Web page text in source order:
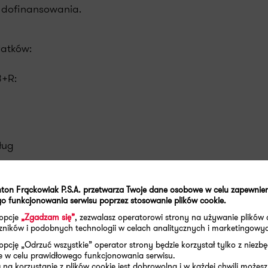
linii pilotażowej.
B+R:
Frąckowiak P.S.A. przetwarza Twoje dane osobowe w celu
funkcjonowania serwisu poprzez stosowanie plików cookie.
„Zgadzam się”, zezwalasz operatorowi strony na używanie plików
i podobnych technologii w celach analitycznych i
„Odrzuć wszystkie” operator strony będzie korzystał tylko z
w celu prawidłowego funkcjonowania serwisu.